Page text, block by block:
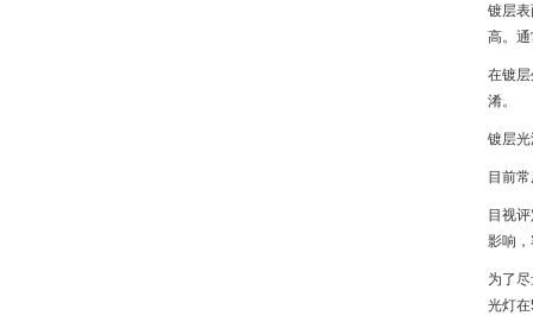
镀层
高。
在镀
淆。
镀层
目前
目视
影响
为了
光灯